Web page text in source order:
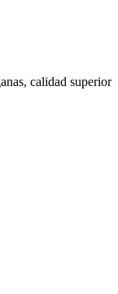
calidad superior